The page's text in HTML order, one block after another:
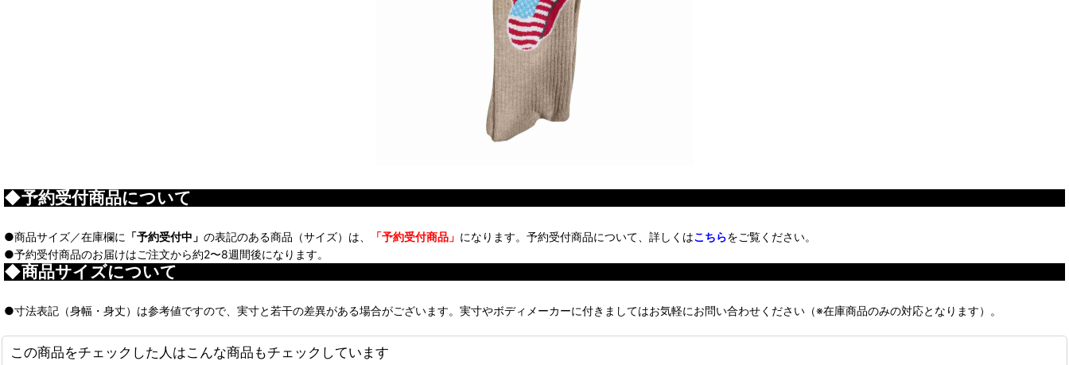
◆予約受付商品について
●商品サイズ／在庫欄に 「予約受付中」 の表記のある商品（サイズ）は、 「予約受付商品」 になります。予約受付商品について、詳しくはこちらをご覧ください。
●予約受付商品のお届けはご注文から約2〜8週間後になります。
◆商品サイズについて
●寸法表記（身幅・身丈）は参考値ですので、実寸と若干の差異がある場合がございます。実寸やボディメーカーに付きましてはお気軽にお問い合わせください（※在庫商品のみの対応となります）。
この商品をチェックした人はこんな商品もチェックしています